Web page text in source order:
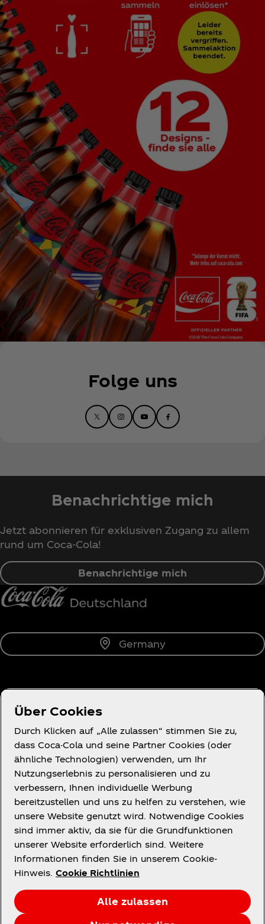
Folge uns
Benachrichtige mich
Jetzt abonnieren für exklusiven Zugang zu allem
rund um Coca‑Cola!
Benachrichtige mich
Germany
Über uns
Du brauchst Hilfe?
Rechtliches
Facebook
Über Cookies
Durch Klicken auf „Alle zulassen“ stimmen Sie zu,
dass Coca-Cola und seine Partner Cookies (oder
ähnliche Technologien) verwenden, um Ihr
Nutzungserlebnis zu personalisieren und zu
verbessern, Ihnen individuelle Werbung
bereitzustellen und uns zu helfen zu verstehen, wie
unsere Website genutzt wird. Notwendige Cookies
sind immer aktiv, da sie für die Grundfunktionen
unserer Website erforderlich sind. Weitere
Informationen finden Sie in unserem Cookie-
Hinweis. Cookie Richtlinien
Alle zulassen